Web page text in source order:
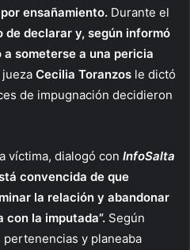
ensañamiento. Durante el
de declarar y, según informó
someterse a una pericia
Cecilia Toranzos le dictó
de impugnación decidieron
víctima, dialogó con InfoSalta
convencida de que
la relación y abandonar
la imputada”. Según
y planeaba